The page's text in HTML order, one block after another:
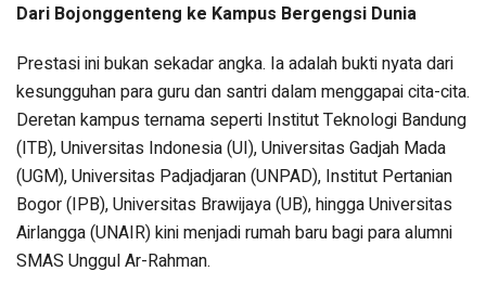
Dari Bojonggenteng ke Kampus Bergengsi Dunia
Prestasi ini bukan sekadar angka. Ia adalah bukti nyata dari
kesungguhan para guru dan santri dalam menggapai cita-cita.
Deretan kampus ternama seperti Institut Teknologi Bandung
(ITB), Universitas Indonesia (UI), Universitas Gadjah Mada
(UGM), Universitas Padjadjaran (UNPAD), Institut Pertanian
Bogor (IPB), Universitas Brawijaya (UB), hingga Universitas
Airlangga (UNAIR) kini menjadi rumah baru bagi para alumni
SMAS Unggul Ar-Rahman.